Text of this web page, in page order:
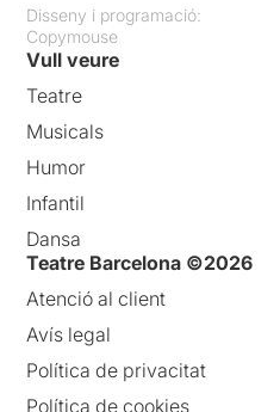
Disseny i programació:
Copymouse
Vull veure
Teatre
Musicals
Humor
Infantil
Dansa
Teatre Barcelona ©2026
Atenció al client
Avís legal
Política de privacitat
Política de cookies